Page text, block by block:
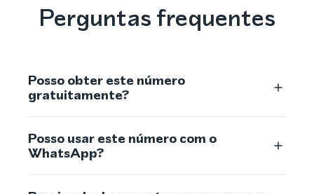
Perguntas frequentes
Posso obter este número
gratuitamente?
Posso usar este número com o
WhatsApp?